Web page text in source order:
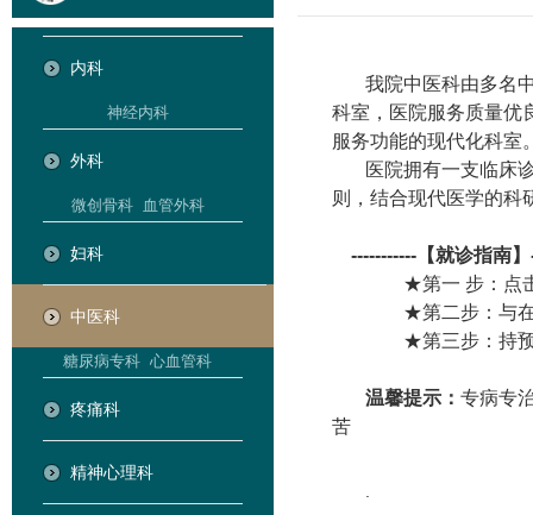
内科
神经内科
外科
微创骨科 血管外科
妇科
中医科
糖尿病专科心血管科
疼痛科
精神心理科
我院中医科由多名
科室，医院服务质量优
服务功能的现代化科室
医院拥有一支临床
则，结合现代医学的
-----------【就诊指南】
★第一 步：点击"
★第二步：与在
★第三步：持预
温馨提示： 专病专
苦